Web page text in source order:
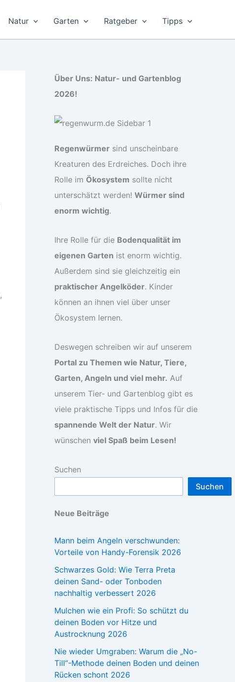
Natur Garten Ratgeber Tipps
,
Über Uns: Natur- und Gartenblog
2026!
Regenwürmer sind unscheinbare
Kreaturen des Erdreiches. Doch ihre
Rolle im Ökosystem sollte nicht
unterschätzt werden! Würmer sind
enorm wichtig.
Ihre Rolle für die Bodenqualität im
eigenen Garten ist enorm wichtig.
Außerdem sind sie gleichzeitig ein
praktischer Angelköder. Kinder
können an ihnen viel über unser
Ökosystem lernen.
Deswegen schreiben wir auf unserem
Portal zu Themen wie Natur, Tiere,
Garten, Angeln und viel mehr. Auf
unserem Tier- und Gartenblog gibt es
viele praktische Tipps und Infos für die
spannende Welt der Natur. Wir
wünschen viel Spaß beim Lesen!
Suchen
Suchen
Neue Beiträge
Mann beim Angeln verschwunden:
Vorteile von Handy-Forensik 2026
Schwarzes Gold: Wie Terra Preta
deinen Sand- oder Tonboden
nachhaltig verbessert 2026
Mulchen wie ein Profi: So schützt du
deinen Boden vor Hitze und
Austrocknung 2026
Nie wieder Umgraben: Warum die „No-
Till“-Methode deinen Boden und deinen
Rücken schont 2026